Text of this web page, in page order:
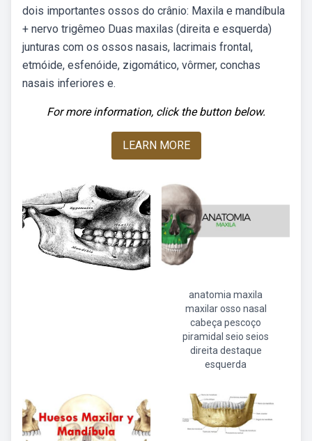
dois importantes ossos do crânio: Maxila e mandíbula
+ nervo trigêmeo Duas maxilas (direita e esquerda)
junturas com os ossos nasais, lacrimais frontal,
etmóide, esfenóide, zigomático, vôrmer, conchas
nasais inferiores e.
For more information, click the button below.
LEARN MORE
anatomia maxila
maxilar osso nasal
cabeça pescoço
piramidal seio seios
direita destaque
esquerda